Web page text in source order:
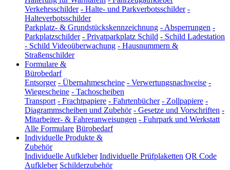
Verkehrsschilder - Halte- und Parkverbotsschilder -
Halteverbotsschilder
Parkplatz- & Grundstückskennzeichnung - Absperrungen -
Parkplatzschilder - Privatparkplatz Schild - Schild Ladestation
- Schild Videoüberwachung - Hausnummern &
Straßenschilder
Formulare &
Bürobedarf
Entsorger - Übernahmescheine - Verwertungsnachweise -
Wiegescheine - Tachoscheiben
Transport - Frachtpapiere - Fahrtenbücher - Zollpapiere -
Diagrammscheiben und Zubehör - Gesetze und Vorschriften -
Mitarbeiter- & Fahreranweisungen - Fuhrpark und Werkstatt
Alle Formulare Bürobedarf
Individuelle Produkte &
Zubehör
Individuelle Aufkleber Individuelle Prüfplaketten QR Code
Aufkleber Schilderzubehör